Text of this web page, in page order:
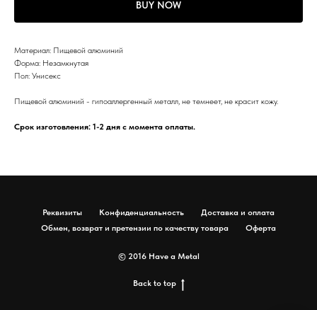
BUY NOW
Материал: Пищевой алюминий
Форма: Незамкнутая
Пол: Унисекс
Пищевой алюминий - гипоаллергенный металл, не темнеет, не красит кожу.
Срок изготовления: 1-2 дня с момента оплаты.
Реквизиты Конфиденциальность
Доставка и оплата
Обмен, возврат и претензии по качеству товара
Оферта
© 2016 Have a Metal
Back to top